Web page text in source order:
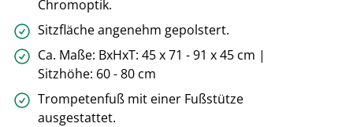
Chromoptik.
Sitzfläche angenehm gepolstert.
Ca. Maße: BxHxT: 45 x 71 - 91 x 45 cm |
Sitzhöhe: 60 - 80 cm
Trompetenfuß mit einer Fußstütze
ausgestattet.